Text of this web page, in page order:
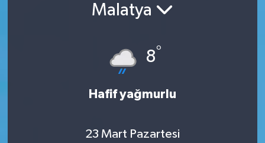
Malatya
8°
Hafif yağmurlu
23 Mart Pazartesi